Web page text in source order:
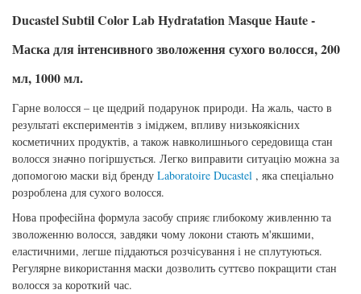
Ducastel Subtil Color Lab Hydratation Masque Haute -
Маска для інтенсивного зволоження сухого волосся, 200
мл, 1000 мл.
Гарне волосся – це щедрий подарунок природи. На жаль, часто в
результаті експериментів з іміджем, впливу низькоякісних
косметичних продуктів, а також навколишнього середовища стан
волосся значно погіршується. Легко виправити ситуацію можна за
допомогою маски від бренду Laboratoire Ducastel , яка спеціально
розроблена для сухого волосся.
Нова професійна формула засобу сприяє глибокому живленню та
зволоженню волосся, завдяки чому локони стають м'якшими,
еластичними, легше піддаються розчісування і не сплутуються.
Регулярне використання маски дозволить суттєво покращити стан
волосся за короткий час.